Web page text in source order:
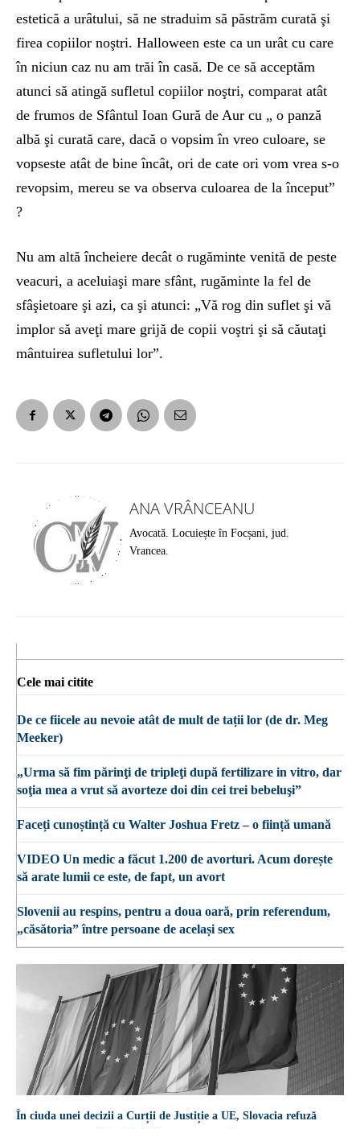
estetică a urâtului, să ne straduim să păstrăm curată şi
firea copiilor noştri. Halloween este ca un urât cu care
în niciun caz nu am trăi în casă. De ce să acceptăm
atunci să atingă sufletul copiilor noştri, comparat atât
de frumos de Sfântul Ioan Gură de Aur cu „ o panză
albă şi curată care, dacă o vopsim în vreo culoare, se
vopseste atât de bine încât, ori de cate ori vom vrea s-o
revopsim, mereu se va observa culoarea de la început”
?
Nu am altă încheiere decât o rugăminte venită de peste
veacuri, a aceluiaşi mare sfânt, rugăminte la fel de
sfâşietoare şi azi, ca şi atunci: „Vă rog din suflet şi vă
implor să aveţi mare grijă de copii voştri şi să căutaţi
mântuirea sufletului lor”.
ANA VRÂNCEANU
Avocată. Locuiește în Focșani, jud.
Vrancea.
În ciuda unei decizii a Curții de Justiție a UE, Slovacia refuză
Cele mai citite
De ce fiicele au nevoie atât de mult de tații lor (de dr. Meg
Meeker)
„Urma să fim părinţi de tripleţi după fertilizare in vitro, dar
soţia mea a vrut să avorteze doi din cei trei bebeluşi”
Faceți cunoștință cu Walter Joshua Fretz – o ființă umană
VIDEO Un medic a făcut 1.200 de avorturi. Acum dorește
să arate lumii ce este, de fapt, un avort
Slovenii au respins, pentru a doua oară, prin referendum,
„căsătoria” între persoane de același sex